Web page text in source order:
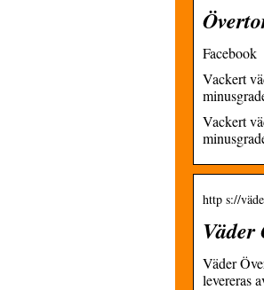
Facebook
Vackert
Vackert
http s://
Väder
Väder
levereras